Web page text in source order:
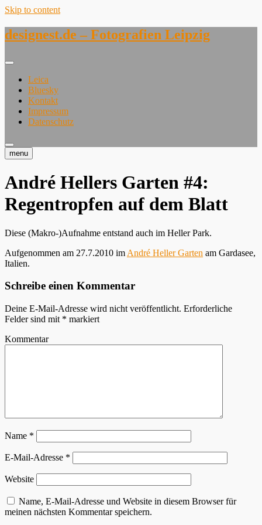
Skip to content
designest.de – Fotografien Leipzig
Leica
Bluesky
Kontakt
Impressum
Datenschutz
menu
André Hellers Garten #4:
Regentropfen auf dem Blatt
Diese (Makro-)Aufnahme entstand auch im Heller Park.
Aufgenommen am 27.7.2010 im André Heller Garten am Gardasee,
Italien.
Schreibe einen Kommentar
Deine E-Mail-Adresse wird nicht veröffentlicht. Erforderliche
Felder sind mit * markiert
Kommentar
Name *
E-Mail-Adresse *
Website
Name, E-Mail-Adresse und Website in diesem Browser für
meinen nächsten Kommentar speichern.